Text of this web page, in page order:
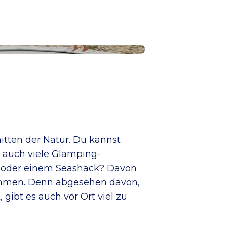
der Natur. Du kannst
viele Glamping-
einem Seashack? Davon
Denn abgesehen davon,
es auch vor Ort viel zu